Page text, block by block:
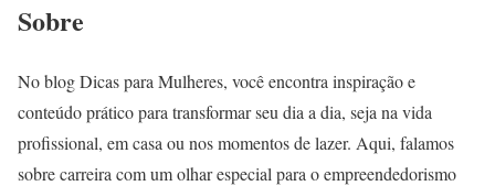
Sobre
No blog Dicas para Mulheres, você encontra inspiração e
conteúdo prático para transformar seu dia a dia, seja na vida
profissional, em casa ou nos momentos de lazer. Aqui, falamos
sobre carreira com um olhar especial para o empreendedorismo